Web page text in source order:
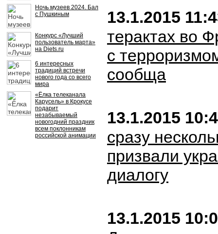
Ночь музеев 2024. Бал
с Пушкиным
Конкурс «Лучший
пользователь марта»
на Diets.ru
6 интересных
традиций встречи
нового года со всего
мира
«Ёлка телеканала
Карусель» в Крокусе
подарит
незабываемый
новогодний праздник
всем поклонникам
российской анимации
13.1.2015
терактах во
с
сообща
13.1.2015
сразу
призвали
диалогу
13.1.2015